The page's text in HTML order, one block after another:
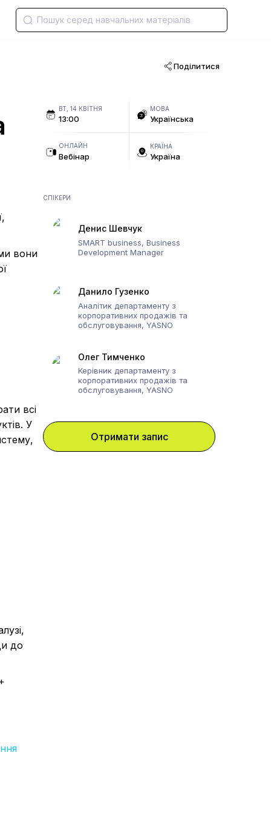
Поділитися
вони
всі
У
до
ВТ, 14 КВІТНЯ
13:00
МОВА
Українська
ОНЛАЙН
Вебінар
КРАЇНА
Україна
СПІКЕРИ
Денис Шевчук
SMART business, Business
Development Manager
Данило Гузенко
Аналітик департаменту з
корпоративних продажів та
обслуговування, YASNO
Олег Тимченко
Керівник департаменту з
корпоративних продажів та
обслуговування, YASNO
Отримати запис